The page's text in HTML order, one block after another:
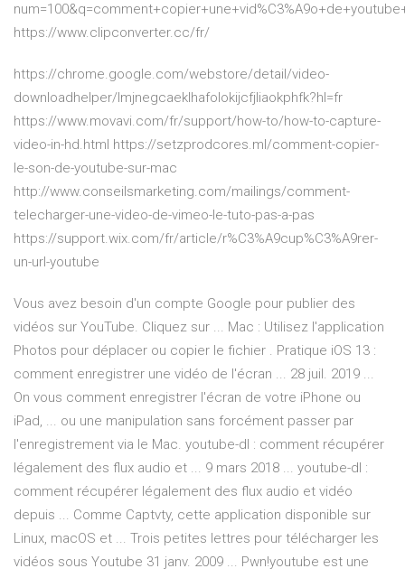
https://www.clipconverter.cc/fr/
https://chrome.google.com/webstore/detail/video-
downloadhelper/lmjnegcaeklhafolokijcfjliaokphfk?hl=fr
https://www.movavi.com/fr/support/how-to/how-to-capture-
video-in-hd.html https://setzprodcores.ml/comment-copier-
le-son-de-youtube-sur-mac
http://www.conseilsmarketing.com/mailings/comment-
telecharger-une-video-de-vimeo-le-tuto-pas-a-pas
https://support.wix.com/fr/article/r%C3%A9cup%C3%A9rer-
un-url-youtube
Vous avez besoin d'un compte Google pour publier des
vidéos sur YouTube. Cliquez sur ... Mac : Utilisez l'application
Photos pour déplacer ou copier le fichier . Pratique iOS 13 :
comment enregistrer une vidéo de l'écran ... 28 juil. 2019 ...
On vous comment enregistrer l'écran de votre iPhone ou
iPad, ... ou une manipulation sans forcément passer par
l'enregistrement via le Mac. youtube-dl : comment récupérer
légalement des flux audio et ... 9 mars 2018 ... youtube-dl :
comment récupérer légalement des flux audio et vidéo
depuis ... Comme Captvty, cette application disponible sur
Linux, macOS et ... Trois petites lettres pour télécharger les
vidéos sous Youtube 31 janv. 2009 ... Pwn!youtube est une